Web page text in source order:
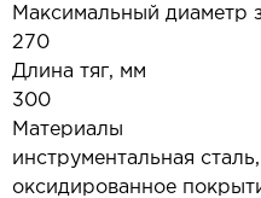
Максимальный диаметр
270
Длина тяг, мм
300
Материалы
инструментальная
оксидированное